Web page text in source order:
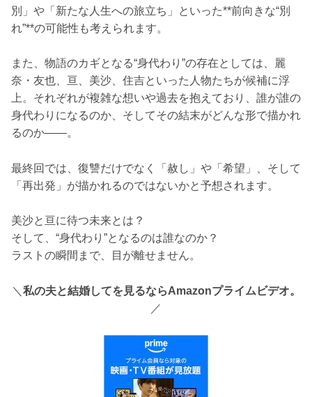
別」や「新たな人生への旅立ち」といった**前向きな“別
れ”**の可能性も考えられます。
また、物語のカギとなる“身代わり”の存在としては、麗
奈・友也、亘、美沙、住吉といった人物たちが候補に浮
上。それぞれが複雑な想いや過去を抱えており、誰が誰の
身代わりになるのか、そしてその結末がどんな形で描かれ
るのか――。
最終回では、復讐だけでなく「赦し」や「希望」、そして
「再出発」が描かれるのではないかと予想されます。
美沙と亘に待つ未来とは？
そして、“身代わり”となるのは誰なのか？
ラストの瞬間まで、目が離せません。
＼ 私の夫と結婚してを見るならAmazonプライムビデオ。
／